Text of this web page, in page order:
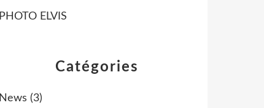
Catégories
News (3)
PHOTO ELVIS